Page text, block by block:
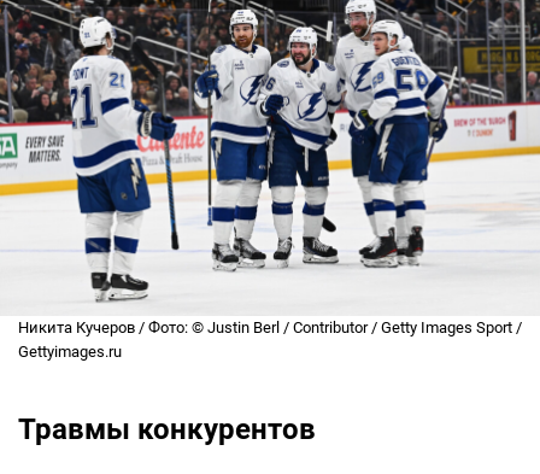
Никита Кучеров / Фото: © Justin Berl / Contributor / Getty Images Sport /
Gettyimages.ru
Травмы конкурентов